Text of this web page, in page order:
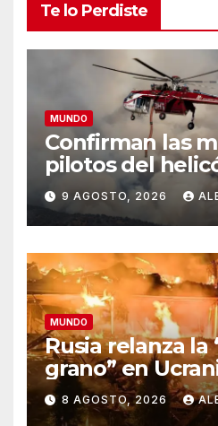
Te lo Perdiste
MUNDO
Confirman las
pilotos del
quedó atrapado
del incendio
estrellarse en
9 AGOSTO, 2026
MUNDO
Rusia relanza la
grano” en
el suministro
alimentos
8 AGOSTO, 2026